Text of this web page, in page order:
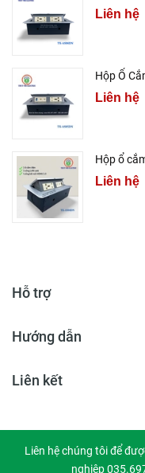
Liên hệ
Hộp Ổ
Liên hệ
Hộp ổ
Liên hệ
Hỗ trợ
Hướng dẫn
Liên kết
Liên hệ chúng tôi để
nghiệp